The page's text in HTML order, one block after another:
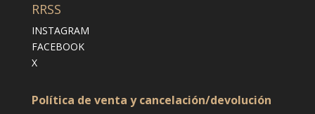
RRSS
INSTAGRAM
FACEBOOK
X
Política de venta y cancelación/devolución